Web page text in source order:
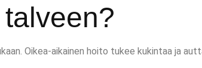
Oikea-aikainen hoito tukee kukintaa ja